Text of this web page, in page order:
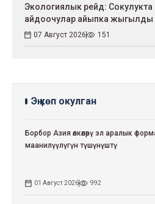
Экологиялык рейд: Сокулукта
айдоочулар айыпка жыгылды
07 Август 2026 151
Эң көп окулган
Борбор Азия өлкөлөрү эл аралык
маанилүүлүгүн түшүнүштү
01 Август 2026 992